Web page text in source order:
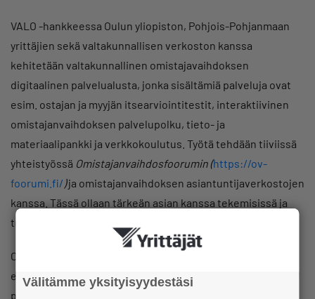
VALO -hankkeessa Oulun yliopiston, Pohjois-Pohjanmaan
yrittäjien sekä valtakunnallisen verkoston kanssa
kehitetään valtakunnallinen omistajavaihdoksen
digitaalinen palvelualusta, jonka sisältämiä palveluja ovat
esim. ostajan ja myyjän itsearviointitestit, interaktiivinen
omistajanvaihdoksen palvelupolku, tieto- ja
materiaalipankki ja verkkokoulutus. Työtä tehdään tiiviissä
yhteistyössä Omistajanvaihdosfoorumin (https://ov-
foorumi.fi/ )ja omistajanvaihdoksen asiantuntijaverkostojen
kanssa. Tässä ollaan tärkeän asian kanssa tekemisissä ja
tulokset kiinnostavat laajasti.
OVI -hankkeessa panostetaan yrityskauppakulttuuria
edistäviin toimiin viestinnän keinoin. Kulttuurimuutos on
pitkäjänteinen prosessi ja eikä sitä voi liimata päälle.
Välitämme yksityisyydestäsi